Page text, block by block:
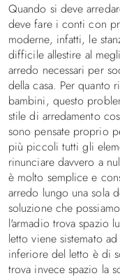
Quando si deve
deve fare i conti con
moderne, infatti, le
difficile allestire al
arredo necessari per
della casa. Per quanto
bambini, questo
stile di arredamento
sono pensate proprio
più piccoli tutti gli
rinunciare davvero a
è molto semplice e
arredo lungo una sola
soluzione che
l'armadio trova spazio
letto viene sistemato
inferiore del letto è di
trova invece spazio la